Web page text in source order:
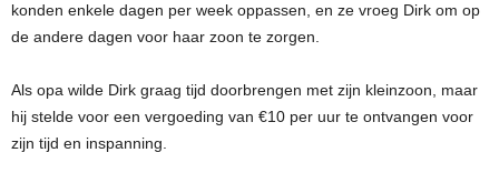
konden enkele dagen per week oppassen, en ze vroeg Dirk om op
de andere dagen voor haar zoon te zorgen.
Als opa wilde Dirk graag tijd doorbrengen met zijn kleinzoon, maar
hij stelde voor een vergoeding van €10 per uur te ontvangen voor
zijn tijd en inspanning.